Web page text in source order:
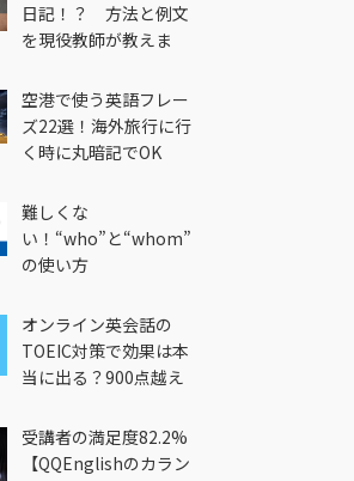
日記！？ 方法と例文
を現役教師が教えま
空港で使う英語フレー
ズ22選！海外旅行に行
く時に丸暗記でOK
難しくな
い！“who”と“whom”
の使い方
オンライン英会話の
TOEIC対策で効果は本
当に出る？900点越え
受講者の満足度82.2%
【QQEnglishのカラン